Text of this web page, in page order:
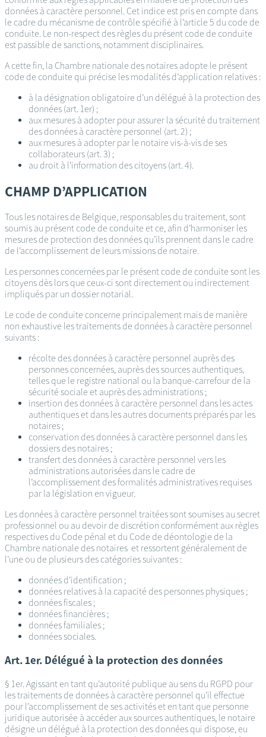
données à caractère personnel. Cet indice est pris en compte dans
le cadre du mécanisme de contrôle spécifié à l’article 5 du code de
conduite. Le non-respect des règles du présent code de conduite
est passible de sanctions, notamment disciplinaires.
A cette fin, la Chambre nationale des notaires adopte le présent
code de conduite qui précise les modalités d’application relatives :
à la désignation obligatoire d’un délégué à la protection des
données (art. 1er) ;
aux mesures à adopter pour assurer la sécurité du traitement
des données à caractère personnel (art. 2) ;
aux mesures à adopter par le notaire vis-à-vis de ses
collaborateurs (art. 3) ;
au droit à l’information des citoyens (art. 4).
CHAMP D’APPLICATION
Tous les notaires de Belgique, responsables du traitement, sont
soumis au présent code de conduite et ce, afin d’harmoniser les
mesures de protection des données qu’ils prennent dans le cadre
de l’accomplissement de leurs missions de notaire.
Les personnes concernées par le présent code de conduite sont les
citoyens dès lors que ceux-ci sont directement ou indirectement
impliqués par un dossier notarial.
Le code de conduite concerne principalement mais de manière
non exhaustive les traitements de données à caractère personnel
suivants :
récolte des données à caractère personnel auprès des
personnes concernées, auprès des sources authentiques,
telles que le registre national ou la banque-carrefour de la
sécurité sociale et auprès des administrations ;
insertion des données à caractère personnel dans les actes
authentiques et dans les autres documents préparés par les
notaires ;
conservation des données à caractère personnel dans les
dossiers des notaires ;
transfert des données à caractère personnel vers les
administrations autorisées dans le cadre de
l’accomplissement des formalités administratives requises
par la législation en vigueur.
Les données à caractère personnel traitées sont soumises au secret
professionnel ou au devoir de discrétion conformément aux règles
respectives du Code pénal et du Code de déontologie de la
Chambre nationale des notaires et ressortent généralement de
l’une ou de plusieurs des catégories suivantes :
données d’identification ;
données relatives à la capacité des personnes physiques ;
données fiscales ;
données financières ;
données familiales ;
données sociales.
Art. 1er. Délégué à la protection des données
§ 1er. Agissant en tant qu’autorité publique au sens du RGPD pour
les traitements de données à caractère personnel qu’il effectue
pour l’accomplissement de ses activités et en tant que personne
juridique autorisée à accéder aux sources authentiques, le notaire
désigne un délégué à la protection des données qui dispose, eu